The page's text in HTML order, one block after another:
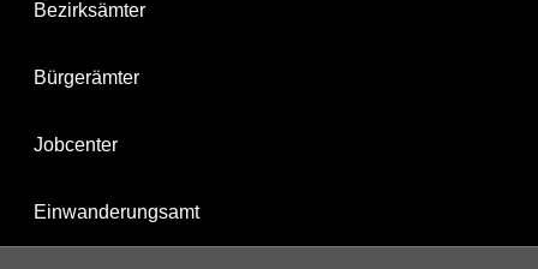
Bezirksämter
Bürgerämter
Jobcenter
Einwanderungsamt